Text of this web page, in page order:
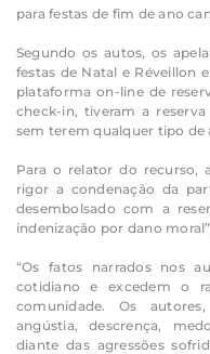
para festas de fim de ano
Segundo os autos, os
festas de Natal e Réveillon
plataforma on-line de
check-in, tiveram a
sem terem qualquer tipo de
Para o relator do recurso,
rigor a condenação da
desembolsado com a
indenização por dano
“Os fatos narrados nos
cotidiano e excedem o
comunidade. Os
angústia, descrença,
diante das agressões